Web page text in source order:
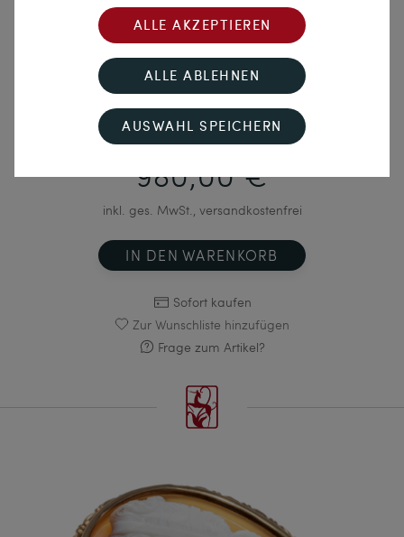
Somewhere in Time
Antike Brosche mit Achatkamee Alexanders des
Großen in Gold, um 1910
980,00 €
inkl. ges. MwSt., versandkostenfrei
IN DEN WARENKORB
Sofort kaufen
Zur Wunschliste hinzufügen
Frage zum Artikel?
ALLE AKZEPTIEREN
ALLE ABLEHNEN
AUSWAHL SPEICHERN